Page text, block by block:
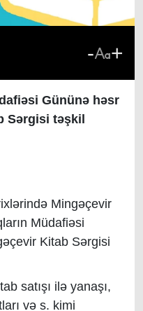
- +
Gününə həsr
Sərgisi təşkil
Mingəçevir
Müdafiəsi
Kitab Sərgisi
satışı ilə yanaşı,
və s. kimi